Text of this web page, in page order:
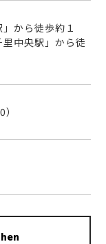
から徒歩約１
中央駅」から徒